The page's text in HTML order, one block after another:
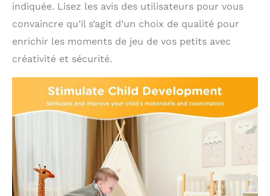
indiquée. Lisez les avis des utilisateurs pour vous
convaincre qu’il s’agit d’un choix de qualité pour
enrichir les moments de jeu de vos petits avec
créativité et sécurité.